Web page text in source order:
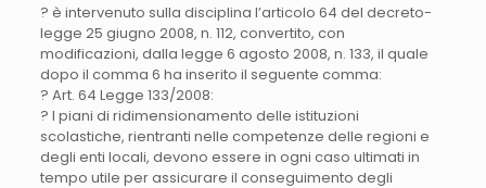
? è intervenuto sulla disciplina l’articolo 64 del decreto-
legge 25 giugno 2008, n. 112, convertito, con
modificazioni, dalla legge 6 agosto 2008, n. 133, il quale
dopo il comma 6 ha inserito il seguente comma:
? Art. 64 Legge 133/2008:
? I piani di ridimensionamento delle istituzioni
scolastiche, rientranti nelle competenze delle regioni e
degli enti locali, devono essere in ogni caso ultimati in
tempo utile per assicurare il conseguimento degli